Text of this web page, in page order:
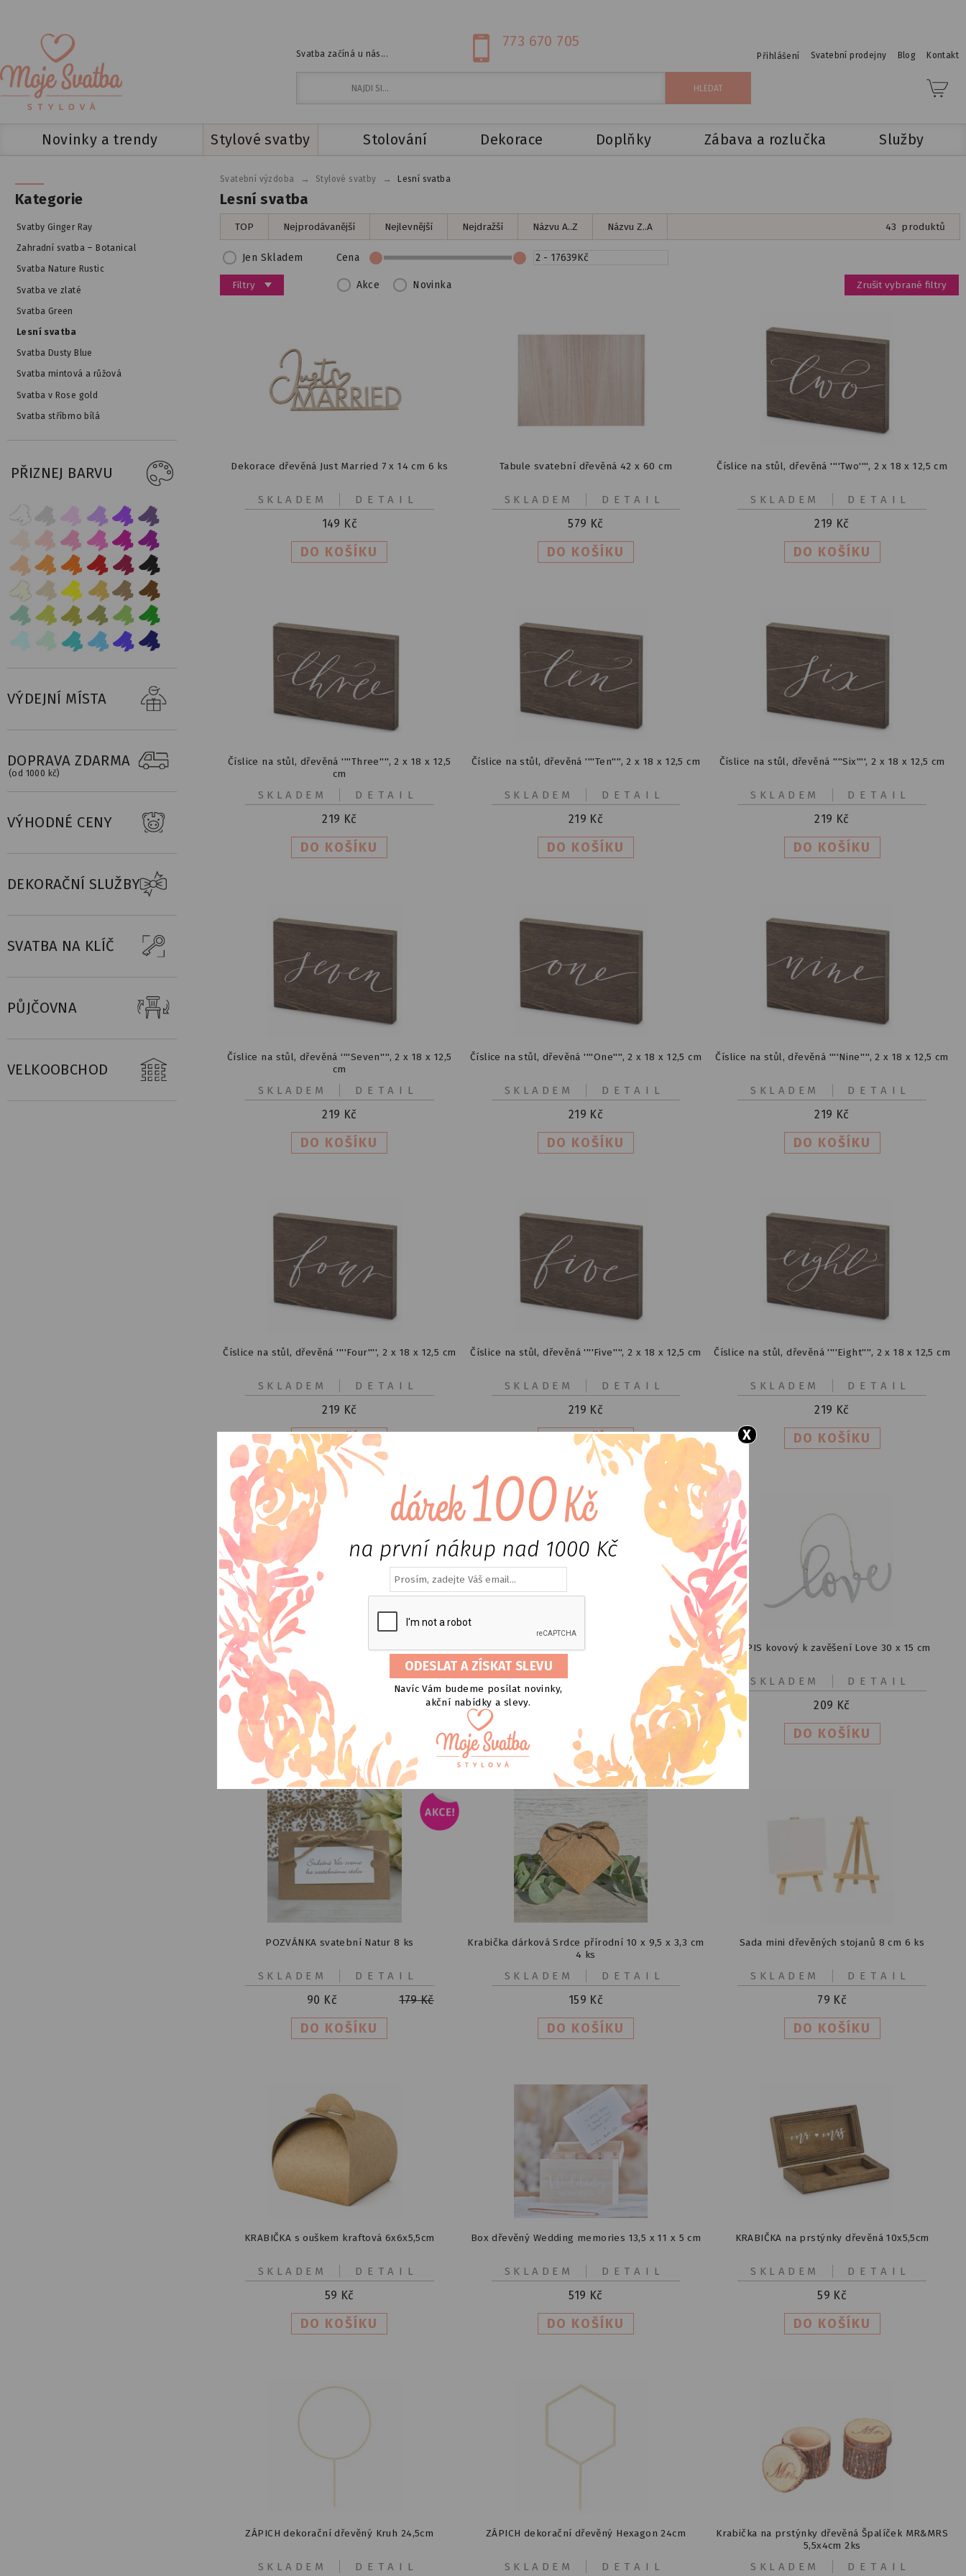
X
Navíc Vám budeme posílat novinky,
akční nabídky a slevy.
Svatba začíná u nás...
773 670 705
Přihlášení Svatební prodejny Blog Kontakt
Novinky a trendy Stylové svatby Stolování Dekorace Doplňky Zábava a rozlučka Služby
Kategorie
Svatby Ginger Ray
Zahradní svatba – Botanical
Svatba Nature Rustic
Svatba ve zlaté
Svatba Green
Lesní svatba
Svatba Dusty Blue
Svatba mintová a růžová
Svatba v Rose gold
Svatba stříbrno bílá
PŘIZNEJ BARVU
VÝDEJNÍ MÍSTA
DOPRAVA ZDARMA
(od 1000 kč)
VÝHODNÉ CENY
DEKORAČNÍ SLUŽBY
SVATBA NA KLÍČ
PŮJČOVNA
VELKOOBCHOD
Lesní svatba
Svatební výzdoba → Stylové svatby → Lesní svatba
TOP Nejprodávanější Nejlevnější Nejdražší Názvu A..Z Názvu Z..A 43 produktů
Filtry
Jen Skladem
Akce Novinka
Cena
Zrušit vybrané filtry
Dekorace dřevěná Just Married 7 x 14 cm 6 ks
149 Kč
DETAIL
SKLADEM
Tabule svatební dřevěná 42 x 60 cm
579 Kč
DETAIL
SKLADEM
Číslice na stůl, dřevěná ''''Two'''', 2 x 18 x 12,5 cm
219 Kč
DETAIL
SKLADEM
Číslice na stůl, dřevěná ''''Three'''', 2 x 18 x 12,5
cm
219 Kč
DETAIL
SKLADEM
Číslice na stůl, dřevěná ''''Ten'''', 2 x 18 x 12,5 cm
219 Kč
DETAIL
SKLADEM
Číslice na stůl, dřevěná ''''Six'''', 2 x 18 x 12,5 cm
219 Kč
DETAIL
SKLADEM
Číslice na stůl, dřevěná ''''Seven'''', 2 x 18 x 12,5
cm
219 Kč
DETAIL
SKLADEM
Číslice na stůl, dřevěná ''''One'''', 2 x 18 x 12,5 cm
219 Kč
DETAIL
SKLADEM
Číslice na stůl, dřevěná ''''Nine'''', 2 x 18 x 12,5 cm
219 Kč
DETAIL
SKLADEM
Číslice na stůl, dřevěná ''''Four'''', 2 x 18 x 12,5 cm
219 Kč
DETAIL
SKLADEM
Číslice na stůl, dřevěná ''''Five'''', 2 x 18 x 12,5 cm
219 Kč
DETAIL
SKLADEM
Číslice na stůl, dřevěná ''''Eight'''', 2 x 18 x 12,5 cm
219 Kč
DETAIL
SKLADEM
Krabice na peníze, dřevěná kasička "Honeymoon
849
DETAIL
SKLADEM
STOJÁNEK na jmenovku skleněná Koule 5 cm
DETAIL
SKLADEM
NÁPIS kovový k zavěšení Love 30 x 15 cm
209 Kč
DETAIL
SKLADEM
POZVÁNKA svatební Natur 8 ks
90 Kč 179Kč
DETAIL
SKLADEM
Krabička dárková Srdce přírodní 10 x 9,5 x 3,3 cm
4 ks
159 Kč
DETAIL
SKLADEM
Sada mini dřevěných stojanů 8 cm 6 ks
79 Kč
DETAIL
SKLADEM
KRABIČKA s ouškem kraftová 6x6x5,5cm
59 Kč
DETAIL
SKLADEM
Box dřevěný Wedding memories 13,5 x 11 x 5 cm
519 Kč
DETAIL
SKLADEM
KRABIČKA na prstýnky dřevěná 10x5,5cm
59 Kč
DETAIL
SKLADEM
ZÁPICH dekorační dřevěný Kruh 24,5cm
DETAIL
SKLADEM
ZÁPICH dekorační dřevěný Hexagon 24cm
DETAIL
SKLADEM
Krabička na prstýnky dřevěná Špalíček MR&MRS
5,5x4cm 2ks
DETAIL
SKLADEM